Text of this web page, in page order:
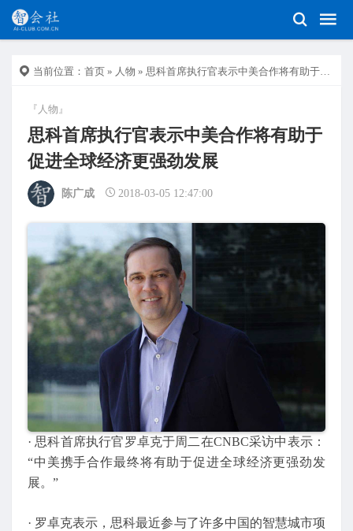
当前位置： 首页 » 人物 » 思科首席执行官表示中美合作将有助于促进全球经济更强劲发展
『人物』
思科首席执行官表示中美合作将有助于
促进全球经济更强劲发展
陈广成 2018-03-05 12:47:00
· 思科首席执行官罗卓克于周二在CNBC采访中表示：
“中美携手合作最终将有助于促进全球经济更强劲发
展。”
· 罗卓克表示，思科最近参与了许多中国的智慧城市项